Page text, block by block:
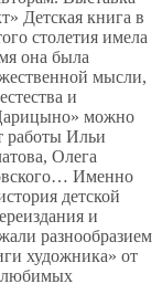
Детская книга в
столетия имела
она была
мысли,
и
можно
работы Ильи
Олега
Именно
детской
и
разнообразием
художника» от
любимых